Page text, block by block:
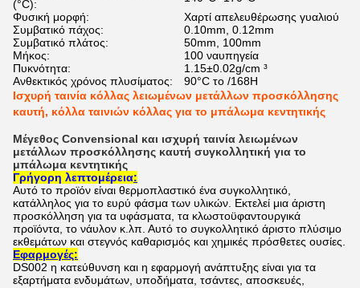
(°C):
Φυσική μορφή:
Χαρτί απελευθέρωσης γυαλιού
Συμβατικό πάχος:
0.10mm, 0.12mm
Συμβατικό πλάτος:
50mm, 100mm
Μήκος:
100 ναυπηγεία
Πυκνότητα:
1.15±0.02g/cm ³
Ανθεκτικός χρόνος πλυσίματος:
90°C το /168H
Ισχυρή ταινία κόλλας λειωμένων μετάλλων προσκόλλησης
καυτή, κόλλα ταινιών κόλλας για το μπάλωμα κεντητικής
Μέγεθος Convensional και ισχυρή ταινία λειωμένων
μετάλλων προσκόλλησης καυτή συγκολλητική για το
μπάλωμα κεντητικής
Γρήγορη λεπτομέρεια:
Αυτό το προϊόν είναι θερμοπλαστικό ένα συγκολλητικό,
κατάλληλος για το ευρύ φάσμα των υλικών. Εκτελεί μια άριστη
προσκόλληση για τα υφάσματα, τα κλωστοϋφαντουργικά
προϊόντα, το νάυλον κ.λπ. Αυτό το συγκολλητικό άριστο πλύσιμο
εκθεμάτων και στεγνός καθαρισμός και χημικές πρόσθετες ουσίες.
Εφαρμογές:
DS002 η κατεύθυνση και η εφαρμογή ανάπτυξης είναι για τα
εξαρτήματα ενδυμάτων, υποδήματα, τσάντες, αποσκευές,